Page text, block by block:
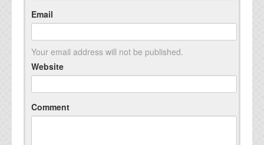
Email
Your email address will not be published.
Website
Comment